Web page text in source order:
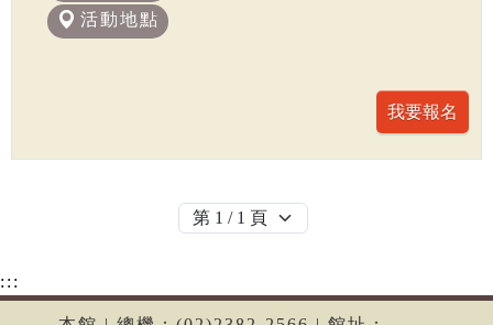
活動地點
:::